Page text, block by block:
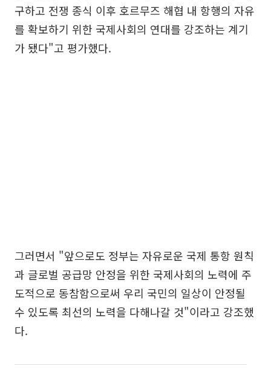
구하고 전쟁 종식 이후 호르무즈 해협 내 항행의 자유
를 확보하기 위한 국제사회의 연대를 강조하는 계기
가 됐다"고 평가했다.
그러면서 "앞으로도 정부는 자유로운 국제 통항 원칙
과 글로벌 공급망 안정을 위한 국제사회의 노력에 주
도적으로 동참함으로써 우리 국민의 일상이 안정될
수 있도록 최선의 노력을 다해나갈 것"이라고 강조했
다.